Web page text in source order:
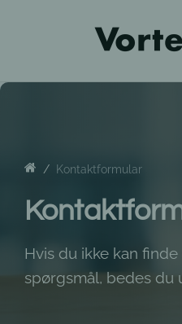
Kontaktformular
Hvis du ikke kan
spørgsmål, bedes du